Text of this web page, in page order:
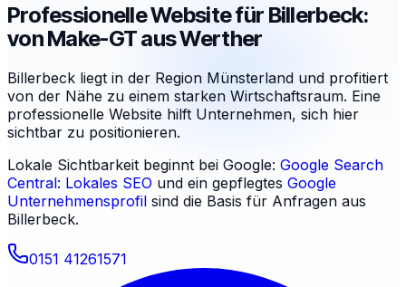
Professionelle Website für Billerbeck:
von Make-GT aus Werther
Billerbeck liegt in der Region Münsterland und profitiert
von der Nähe zu einem starken Wirtschaftsraum. Eine
professionelle Website hilft Unternehmen, sich hier
sichtbar zu positionieren.
Lokale Sichtbarkeit beginnt bei Google: Google Search
Central: Lokales SEO und ein gepflegtes Google
Unternehmensprofil sind die Basis für Anfragen aus
Billerbeck.
0151 41261571